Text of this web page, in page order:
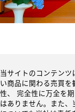
当サイトのコンテン
い商品に関わる売買
性、 完全性に万全を
はありません。また